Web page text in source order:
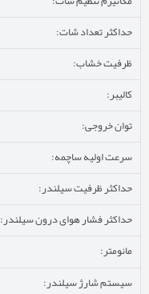
حداکثر تعداد شات:
ظرفیت خشاب:
کالیبر:
توان خروجی:
سرعت اولیه ساچمه:
حداکثر ظرفیت سیلندر:
حداکثر فشار هوای درون سیلندر:
مانومتر:
سیستم شارژ سیلندر: